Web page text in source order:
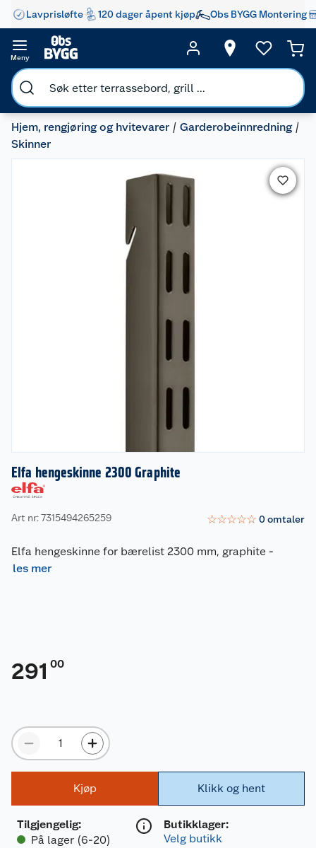
Lavprisløfte 120 dager åpent kjøp Obs BYGG Montering
Meny
Hjem, rengjøring og hvitevarer
Garderobeinnredning
Skinner
Elfa hengeskinne 2300 Graphite
Art nr: 7315494265259 ☆☆☆☆☆ 0omtaler
Elfa hengeskinne for bærelist 2300 mm, graphite -
les mer
291 00
Kjøp
Tilgjengelig:
På lager (6-20)
Klikk og hent
Butikklager:
Velg butikk